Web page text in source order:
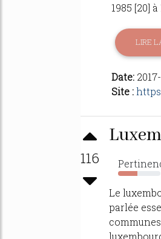
1985 [20]
LIRE
Date:
Site :
116
46%
Le
parlée